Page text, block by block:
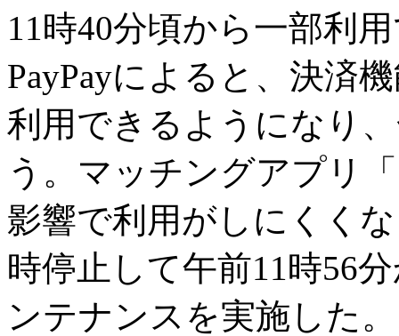
11時40分頃から一部利
PayPayによると、決済
利用できるようになり
う。マッチングアプリ
影響で利用がしにくく
時停止して午前11時56
ンテナンスを実施した